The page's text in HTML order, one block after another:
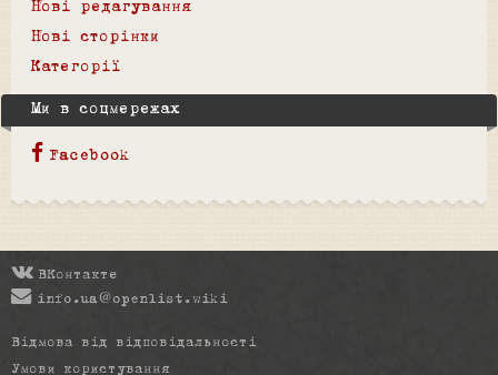
Нові редагування
Нові сторінки
Категорії
Ми в соцмережах
Facebook
ВКонтакте
info.ua@openlist.wiki
Відмова від відповідальності
Умови користування